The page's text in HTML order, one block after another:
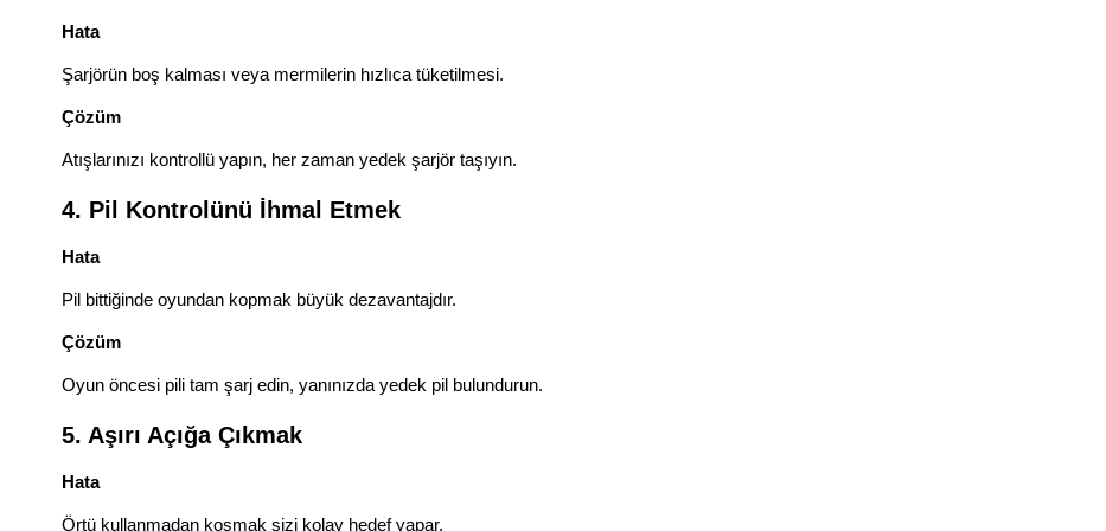
Hata
Şarjörün boş kalması veya mermilerin hızlıca tüketilmesi.
Çözüm
Atışlarınızı kontrollü yapın, her zaman yedek şarjör taşıyın.
4. Pil Kontrolünü İhmal Etmek
Hata
Pil bittiğinde oyundan kopmak büyük dezavantajdır.
Çözüm
Oyun öncesi pili tam şarj edin, yanınızda yedek pil bulundurun.
5. Aşırı Açığa Çıkmak
Hata
Örtü kullanmadan koşmak sizi kolay hedef yapar.